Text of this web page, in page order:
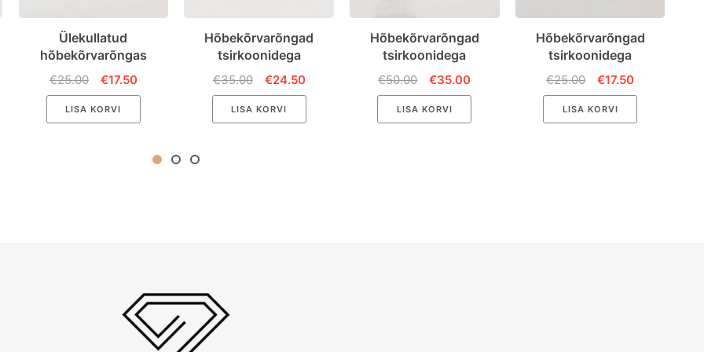
Ülekullatud
hõbekõrvarõngas
€25.00 €17.50
LISA KORVI
Hõbekõrvarõngad
tsirkoonidega
€35.00 €24.50
LISA KORVI
Hõbekõrvarõngad
tsirkoonidega
€50.00 €35.00
LISA KORVI
Hõbekõrvarõngad
tsirkoonidega
€25.00 €17.50
LISA KORVI